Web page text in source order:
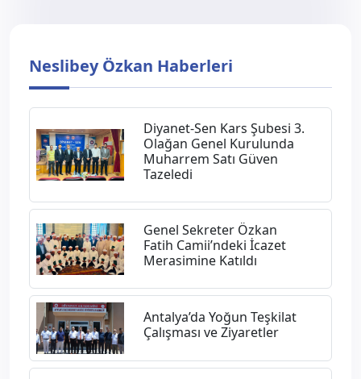
Neslibey Özkan Haberleri
Diyanet-Sen Kars Şubesi 3.
Olağan Genel Kurulunda
Muharrem Satı Güven
Tazeledi
Genel Sekreter Özkan
Fatih Camii’ndeki İcazet
Merasimine Katıldı
Antalya’da Yoğun Teşkilat
Çalışması ve Ziyaretler